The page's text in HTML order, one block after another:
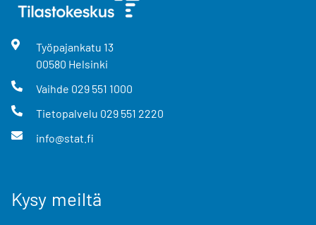
Työpajankatu 13
00580 Helsinki
Vaihde 029 551 1000
Tietopalvelu 029 551 2220
info@stat.fi
Kysy meiltä